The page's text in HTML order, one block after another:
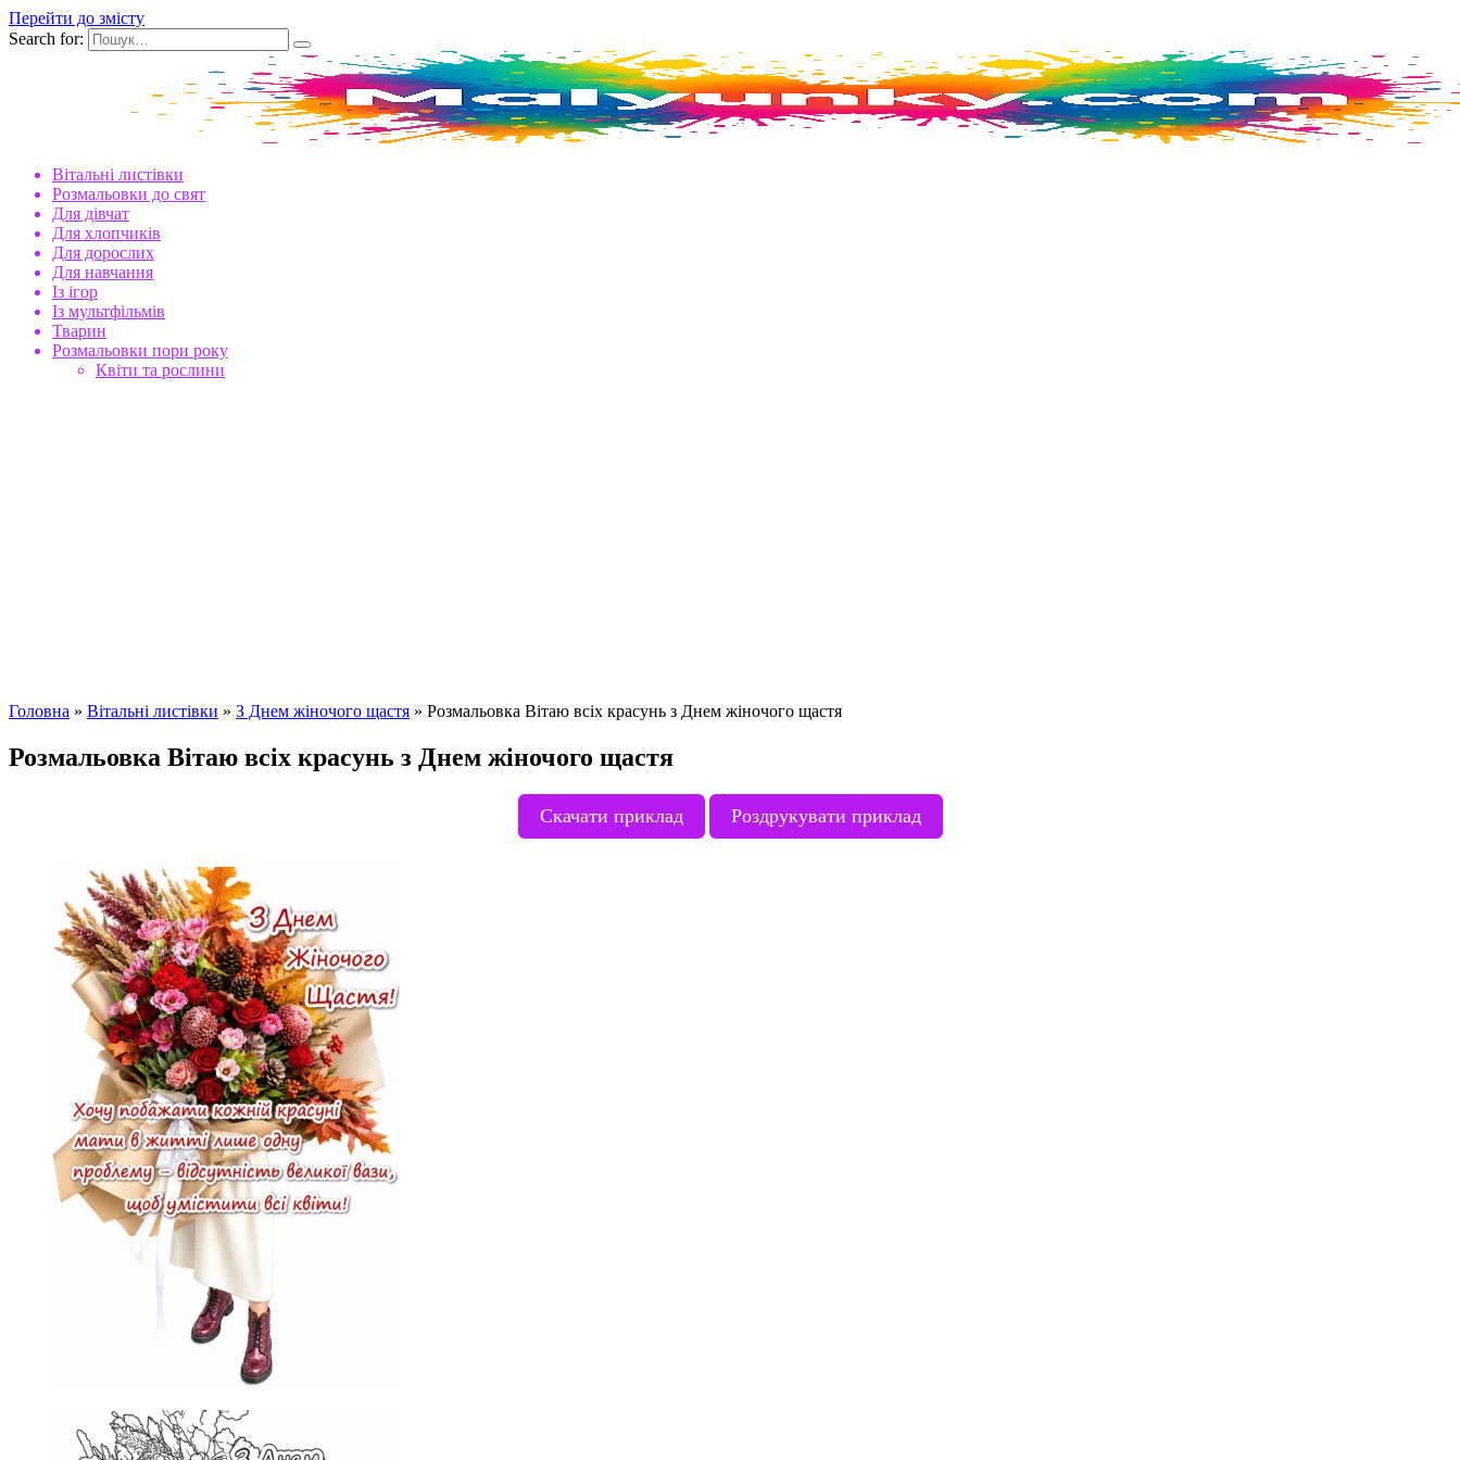
Перейти до змісту
Search for:
Вітальні листівки
Розмальовки до свят
Для дівчат
Для хлопчиків
Для дорослих
Для навчання
Із ігор
Із мультфільмів
Тварин
Розмальовки пори року
Квіти та рослини
Головна » Вітальні листівки » З Днем жіночого щастя » Розмальовка Вітаю всіх красунь з Днем жіночого щастя
Розмальовка Вітаю всіх красунь з Днем жіночого щастя
Скачати приклад Роздрукувати приклад